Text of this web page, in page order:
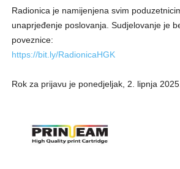
Radionica je namijenjena svim
unaprjeđenje poslovanja. Sudjelovanje je
poveznice:
https://bit.ly/RadionicaHGK
Rok za prijavu je ponedjeljak, 2. lipnja